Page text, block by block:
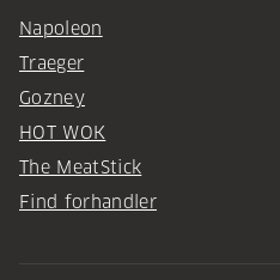
Napoleon
Traeger
Gozney
HOT WOK
The MeatStick
Find forhandler